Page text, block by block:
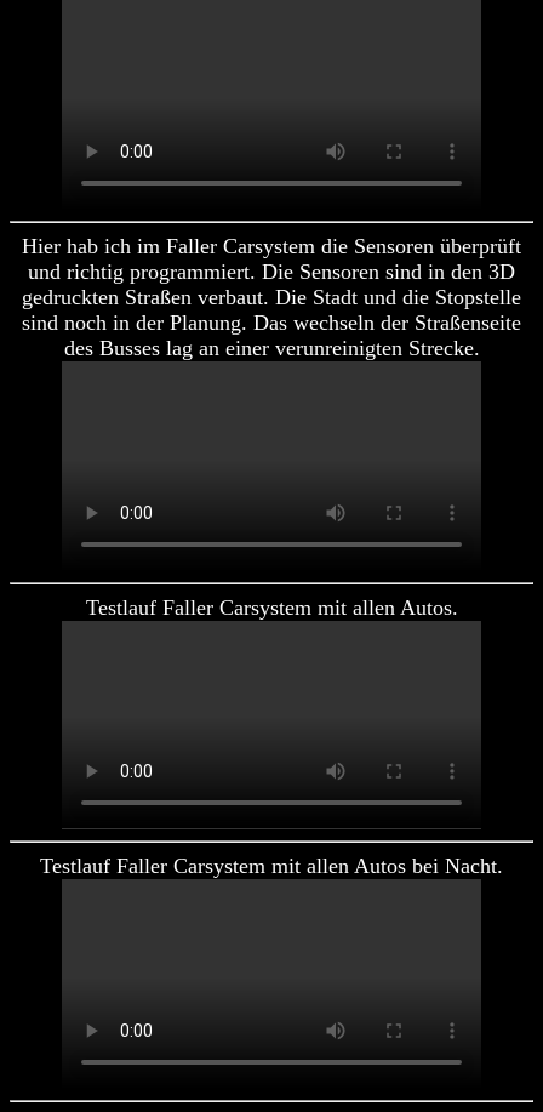
Hier hab ich im Faller Carsystem die Sensoren überprüft
und richtig programmiert. Die Sensoren sind in den 3D
gedruckten Straßen verbaut. Die Stadt und die Stopstelle
sind noch in der Planung. Das wechseln der Straßenseite
des Busses lag an einer verunreinigten Strecke.
Testlauf Faller Carsystem mit allen Autos.
Testlauf Faller Carsystem mit allen Autos bei Nacht.